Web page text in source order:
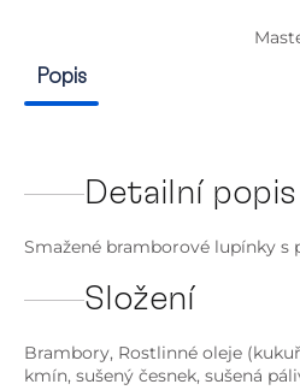
Popis
Detailní
Smažené bramborové lupínky
Složení
Brambory, Rostlinné oleje
kmín, sušený česnek, sušená